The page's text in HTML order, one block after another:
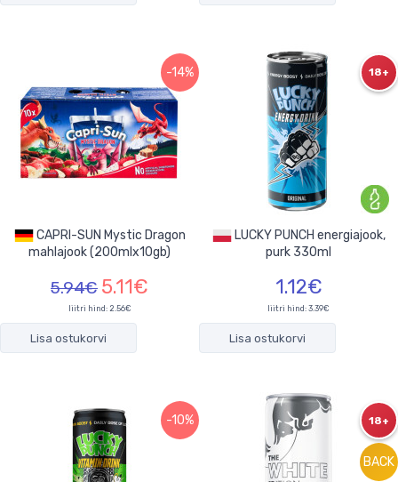
-14%
CAPRI-SUN Mystic Dragon
mahlajook (200mlx10gb)
5.94€ 5.11€
liitri hind: 2.56€
Lisa ostukorvi
18+
LUCKY PUNCH energiajook,
purk 330ml
1.12€
liitri hind: 3.39€
Lisa ostukorvi
-10% 18+
BACK